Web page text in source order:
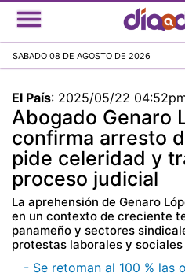
al
SABADO 08 DE AGOSTO DE 2026
El País: 2025/05/22
Abogado Genaro
confirma arresto
pide celeridad y
proceso judicial
La aprehensión de Genaro
en un contexto de creciente
panameño y sectores
protestas laborales y
- Se retoman al 100 % las